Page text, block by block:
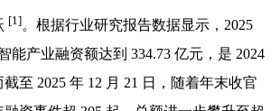
[1]。根据行业研究报告数据显示，2025
能产业融资额达到 334.73 亿元，是 2024
至 2025 年 12 月 21 日，随着年末收官